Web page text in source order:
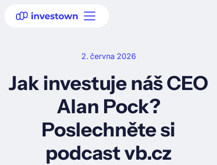
2. června 2026
Jak investuje náš CEO
Alan Pock?
Poslechněte si
podcast vb.cz